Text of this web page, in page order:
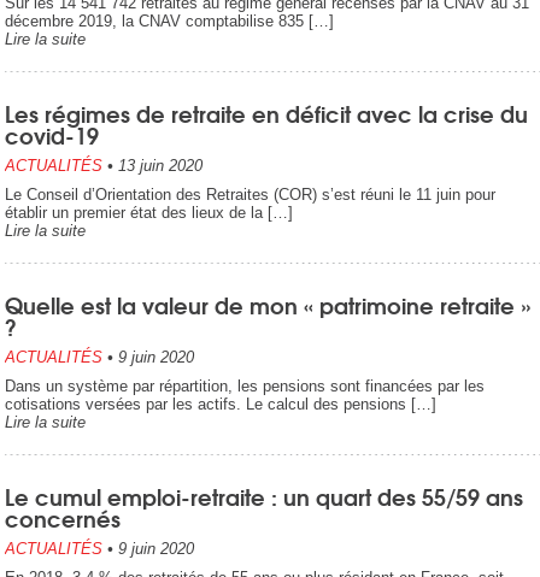
décembre 2019, la CNAV comptabilise 835 […]
Lire la suite
Les régimes de retraite en déficit avec la crise du
covid-19
ACTUALITÉS • 13 juin 2020
Le Conseil d’Orientation des Retraites (COR) s’est réuni le 11 juin pour
établir un premier état des lieux de la […]
Lire la suite
Quelle est la valeur de mon « patrimoine retraite »
?
ACTUALITÉS • 9 juin 2020
Dans un système par répartition, les pensions sont financées par les
cotisations versées par les actifs. Le calcul des pensions […]
Lire la suite
Le cumul emploi-retraite : un quart des 55/59 ans
concernés
ACTUALITÉS • 9 juin 2020